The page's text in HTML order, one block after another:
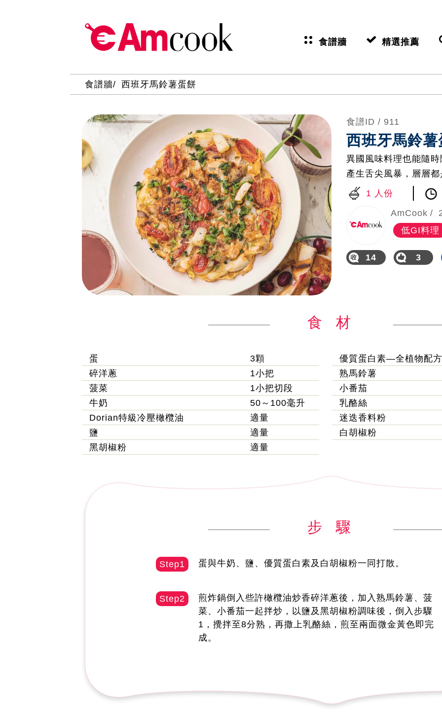
食譜牆 精選推薦
食譜牆 西班牙馬鈴薯蛋餅
食譜ID / 911
西班牙馬鈴薯
異國風味料理也能隨
產生舌尖風暴，層層
1 人份
AmCook
低GI料理
14 3
食 材
蛋
3顆
碎洋蔥
1小把
菠菜
1小把切段
牛奶
50～100毫升
Dorian特級冷壓橄欖油
適量
鹽
適量
黑胡椒粉
適量
優質蛋白素—全植物配方
熟馬鈴薯
小番茄
乳酪絲
迷迭香料粉
白胡椒粉
步 驟
Step1 蛋與牛奶、鹽、優質蛋白素及白胡椒粉一同打散。
Step2
煎炸鍋倒入些許橄欖油炒香碎洋蔥後，加入熟馬鈴薯、菠
菜、小番茄一起拌炒，以鹽及黑胡椒粉調味後，倒入步驟
1，攪拌至8分熟，再撒上乳酪絲，煎至兩面微金黃色即完
成。